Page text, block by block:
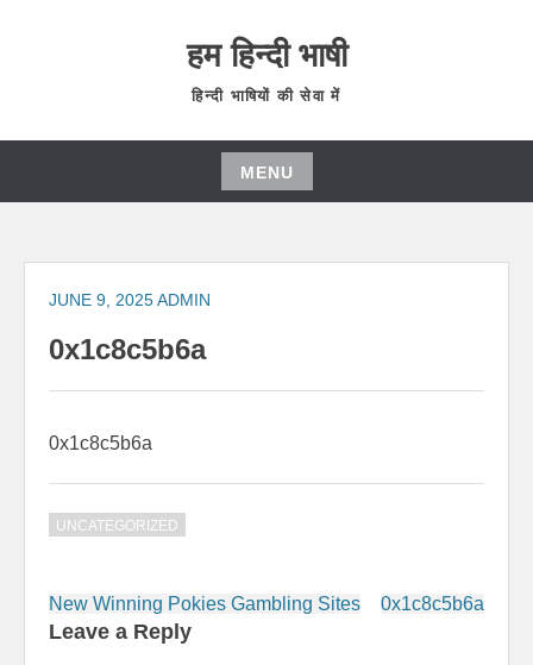
हम हिन्दी भाषी
हिन्दी भाषियों की सेवा में
MENU
JUNE 9, 2025ADMIN
0x1c8c5b6a
0x1c8c5b6a
UNCATEGORIZED
New Winning Pokies Gambling Sites 0x1c8c5b6a
Leave a Reply